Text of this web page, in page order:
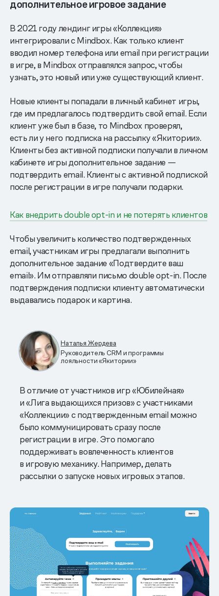
дополнительное игровое задание
В 2021 году лендинг игры «Коллекция»
интегрировали с Mindbox. Как только клиент
вводил номер телефона или email при регистрации
в игре, в Mindbox отправлялся запрос, чтобы
узнать, это новый или уже существующий клиент.
Новые клиенты попадали в личный кабинет игры,
где им предлагалось подтвердить свой email. Если
клиент уже был в базе, то Mindbox проверял,
есть ли у него подписка на рассылку «Якитории».
Клиенты без активной подписки получали в личном
кабинете игры дополнительное задание —
подтвердить email. Клиенты с активной подпиской
после регистрации в игре получали подарки.
Как внедрить double opt-in и не потерять клиентов
Чтобы увеличить количество подтвержденных
email, участникам игры предлагали выполнить
дополнительное задание «Подтвердите ваш
email». Им отправляли письмо double opt-in. После
подтверждения подписки клиенту автоматически
выдавались подарок и картина.
Наталья Жердева
Руководитель CRM и программы
лояльности «Якитории»
В отличие от участников игр «Юбилейная»
и «Лига выдающихся призов» с участниками
«Коллекции» с подтвержденным email можно
было коммуницировать сразу после
регистрации в игре. Это помогало
поддерживать вовлеченность клиентов
в игровую механику. Например, делать
рассылки о запуске новых игровых этапов.